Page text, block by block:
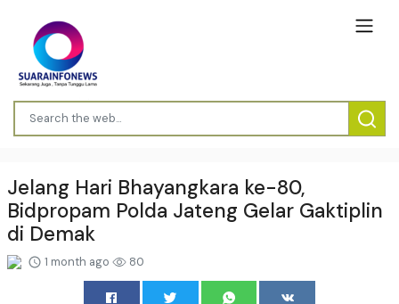
Jelang Hari Bhayangkara ke-80,
Bidpropam Polda Jateng Gelar Gaktiplin
di Demak
1 month ago 80